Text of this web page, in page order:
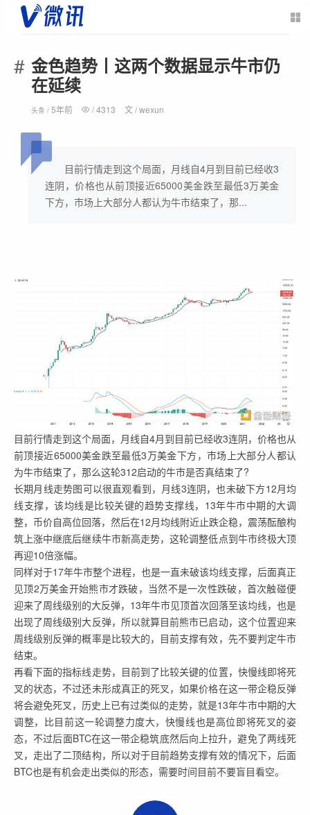
金色趋势丨这两个数据显示牛市仍
在延续
头条 / 5年前 /4313 文 /wexun
目前行情走到这个局面，月线自4月到目前已经收3
连阴，价格也从前顶接近65000美金跌至最低3万美金
下方，市场上大部分人都认为牛市结束了，那...
目前行情走到这个局面，月线自4月到目前已经收3连阴，价格也从
前顶接近65000美金跌至最低3万美金下方，市场上大部分人都认
为牛市结束了，那么这轮312启动的牛市是否真结束了?
长期月线走势图可以很直观看到，月线3连阴，也未破下方12月均
线支撑，该均线是比较关键的趋势支撑线，13年牛市中期的大调
整，币价自高位回落，然后在12月均线附近止跌企稳，震荡酝酿构
筑上涨中继底后继续牛市新高走势，这轮调整低点到牛市终极大顶
再迎10倍涨幅。
同样对于17年牛市整个进程，也是一直未破该均线支撑，后面真正
见顶2万美金开始熊市才跌破，当然不是一次性跌破，首次触碰便
迎来了周线级别的大反弹，13年牛市见顶首次回落至该均线，也是
出现了周线级别大反弹，所以就算目前熊市已启动，这个位置迎来
周线级别反弹的概率是比较大的，目前支撑有效，先不要判定牛市
结束。
再看下面的指标线走势，目前到了比较关键的位置，快慢线即将死
叉的状态，不过还未形成真正的死叉，如果价格在这一带企稳反弹
将会避免死叉，历史上已有过类似的走势，就是13年牛市中期的大
调整，比目前这一轮调整力度大，快慢线也是高位即将死叉的姿
态，不过后面BTC在这一带企稳筑底然后向上拉升，避免了两线死
叉，走出了二顶结构，所以对于目前趋势支撑有效的情况下，后面
BTC也是有机会走出类似的形态，需要时间目前不要盲目看空。